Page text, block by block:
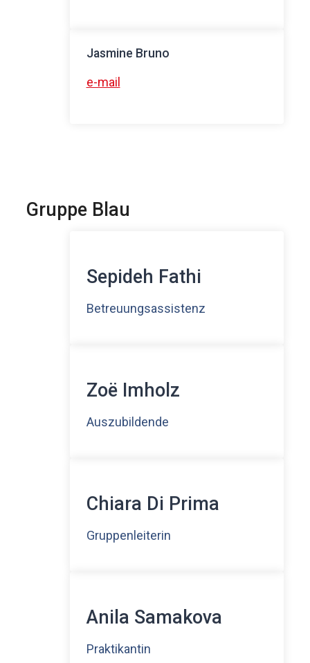
Jasmine Bruno
e-mail
Gruppe Blau
Sepideh Fathi
Betreuungsassistenz
Zoë Imholz
Auszubildende
Chiara Di Prima
Gruppenleiterin
Anila Samakova
Praktikantin